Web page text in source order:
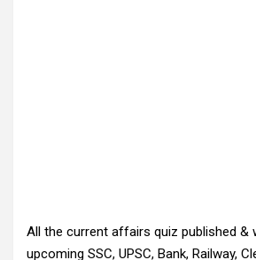
All the current affairs quiz published &
upcoming SSC, UPSC, Bank, Railway,